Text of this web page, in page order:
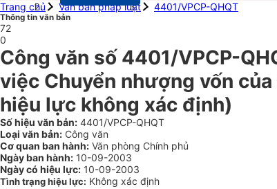
Trang chủ
Văn bản pháp luật 4401/VPCP-QHQT
Thông tin văn bản
72
0
Công văn số 4401/VPCP-
việc Chuyển nhượng vốn
hiệu lực không xác định)
Số hiệu văn bản: 4401/VPCP-QHQT
Loại văn bản: Công văn
Cơ quan ban hành: Văn phòng Chính phủ
Ngày ban hành: 10-09-2003
Ngày có hiệu lực: 10-09-2003
Tình trạng hiệu lực: Không xác định